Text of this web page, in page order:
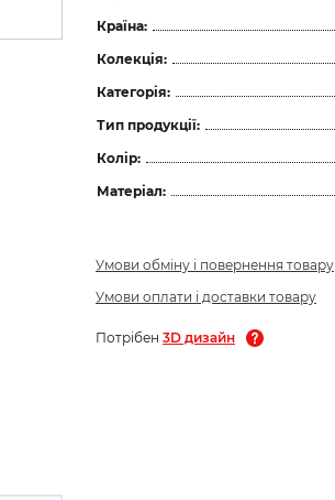
Країна:
Колекція:
Категорія:
Тип продукції:
Колір:
Матеріал:
Умови обміну і повернення товару
Умови оплати і доставки товару
Потрібен 3D дизайн